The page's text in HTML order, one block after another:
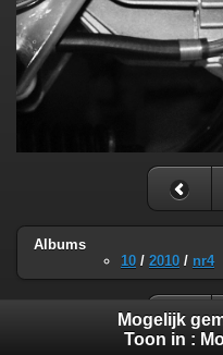
Albums
10 / 2010 / nr4
Mogelijk
Toon in :